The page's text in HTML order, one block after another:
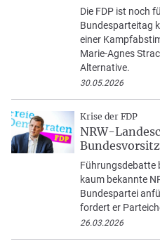
Die FDP ist noch
Bundesparteitag
einer
Marie-Agnes
Alternative.
30.05.2026
Krise der FDP
NRW-
Führungsdebatte
kaum bekannte
Bundespartei
fordert er
26.03.2026